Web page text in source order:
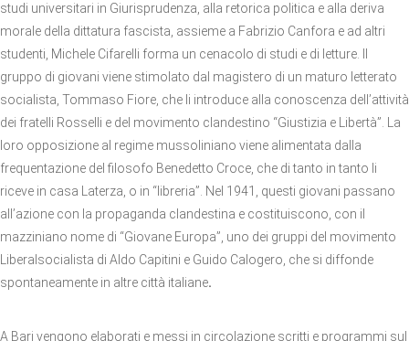
studi universitari in Giurisprudenza, alla retorica politica e alla deriva
morale della dittatura fascista, assieme a Fabrizio Canfora e ad altri
studenti, Michele Cifarelli forma un cenacolo di studi e di letture. Il
gruppo di giovani viene stimolato dal magistero di un maturo letterato
socialista, Tommaso Fiore, che li introduce alla conoscenza dell’attività
dei fratelli Rosselli e del movimento clandestino “Giustizia e Libertà”. La
loro opposizione al regime mussoliniano viene alimentata dalla
frequentazione del filosofo Benedetto Croce, che di tanto in tanto li
riceve in casa Laterza, o in “libreria”. Nel 1941, questi giovani passano
all’azione con la propaganda clandestina e costituiscono, con il
mazziniano nome di “Giovane Europa”, uno dei gruppi del movimento
Liberalsocialista di Aldo Capitini e Guido Calogero, che si diffonde
spontaneamente in altre città italiane.
A Bari vengono elaborati e messi in circolazione scritti e programmi sul